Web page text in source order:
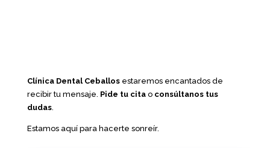
Clínica Dental Ceballosestaremos encantados de
recibir tu mensaje. Pide tu citao consúltanos tus
dudas.
Estamos aquí para hacerte sonreír.